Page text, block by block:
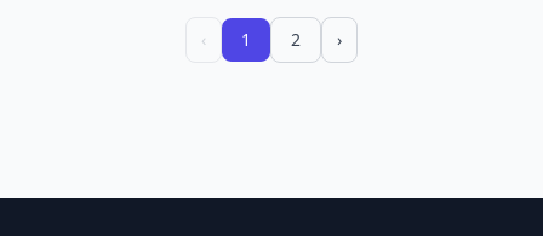
‹ 1 2 ›